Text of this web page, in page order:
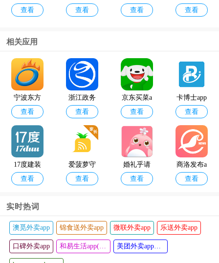
网app手机
查看
最新版本
查看
pp
查看
最新版本
查看
国家反诈
中心最新
版本app
查看
中国移动a
pp最新版
查看
相关应用
宁波东方
热线app
查看
浙江政务
服务网app
查看
京东买菜a
pp
查看
卡博士app
查看
17度建装
租售app
查看
爱菠萝守
护家长端a
查看
婚礼乎请
柬app
查看
商洛发布a
pp
查看
别墅设计
案例app
查看
桐行通app
查看
实时热词
澳觅外卖app 锦食送外卖app 微联外卖app 乐送外卖app
口碑外卖app